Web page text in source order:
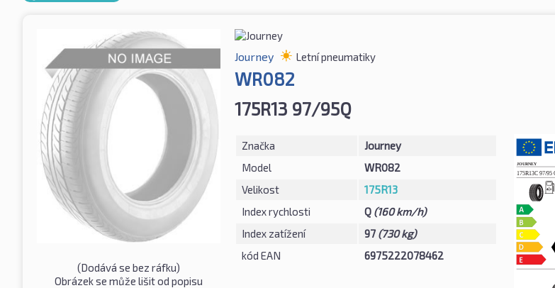
(Dodává se bez ráfku)
Obrázek se může lišit od popisu
Journey Letní pneumatiky
WR082
175R13 97/95Q
Značka
Journey
Model
WR082
Velikost
175R13
Index rychlosti
Q (160 km/h)
Index zatížení
97 (730 kg)
kód EAN
6975222078462